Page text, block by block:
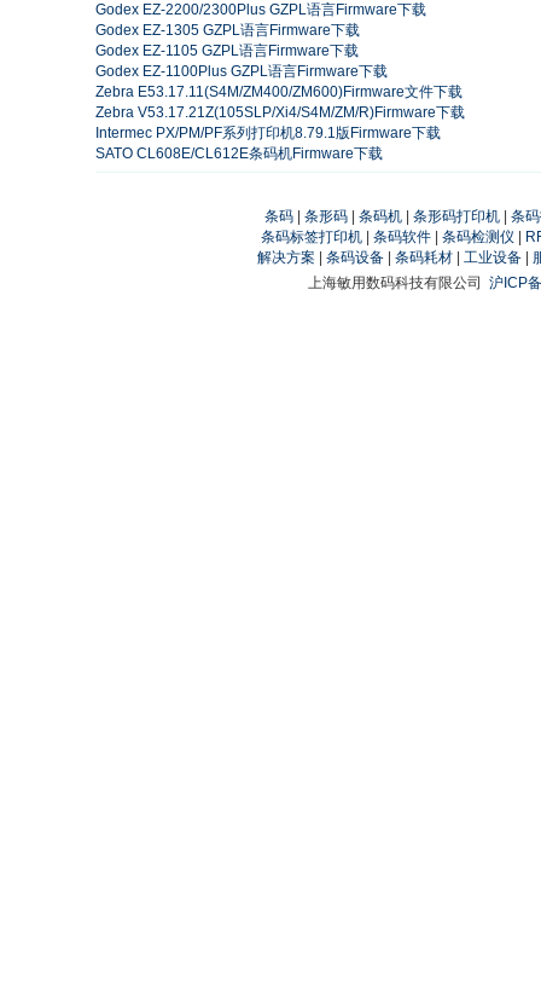
Godex EZ-2200/2300Plus GZPL语言Firmware下载
Godex EZ-1305 GZPL语言Firmware下载
Godex EZ-1105 GZPL语言Firmware下载
Godex EZ-1100Plus GZPL语言Firmware下载
Zebra E53.17.11(S4M/ZM400/ZM600)Firmware文件下载
Zebra V53.17.21Z(105SLP/Xi4/S4M/ZM/R)Firmware下载
Intermec PX/PM/PF系列打印机8.79.1版Firmware下载
SATO CL608E/CL612E条码机Firmware下载
条码 条形码 条码机 条形码打印机
条
条码标签打印机| 条码软件| 条码检测仪
解决方案
条码设备 条码耗材 工业设备
上海敏用数码科技有限公司 沪ICP